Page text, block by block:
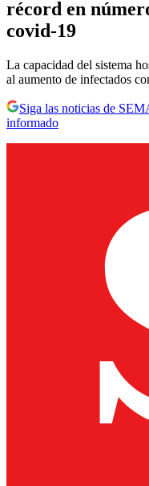
récord en
covid-19
La capacidad del sistema
al aumento de infectados
Siga las noticias de
informado